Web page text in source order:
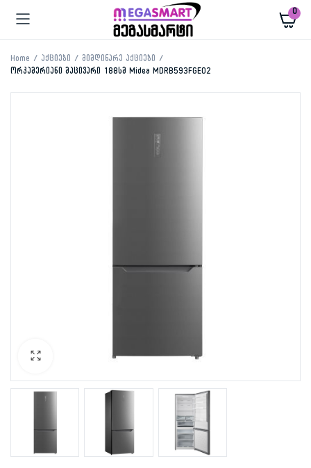
0
Home აქციები
მიმდინარე აქციები
ორკამერიანი მაცივარი 188სმ Midea MDRB593FGE02